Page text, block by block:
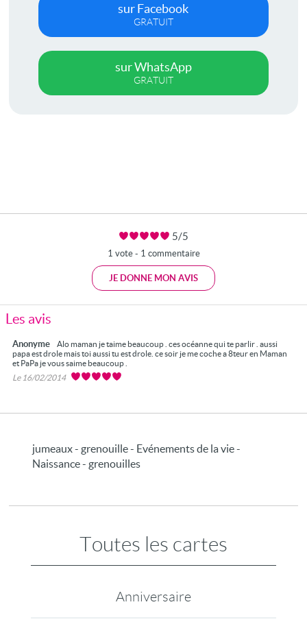
sur Facebook
GRATUIT
sur WhatsApp
GRATUIT
5/5
1 vote - 1 commentaire
JE DONNE MON AVIS
Les avis
Anonyme
Alo maman je taime beaucoup . ces océanne qui te parlir . aussi
papa est drole mais toi aussi tu est drole. ce soir je me coche a 8teur en Maman
et PaPa je vous saime beaucoup .
Le 16/02/2014
jumeaux - grenouille - Evénements de la vie -
Naissance - grenouilles
Toutes les cartes
Anniversaire